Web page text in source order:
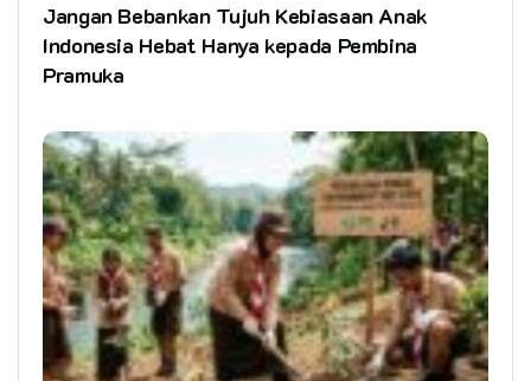
Jangan Bebankan Tujuh Kebiasaan Anak
Indonesia Hebat Hanya kepada Pembina
Pramuka